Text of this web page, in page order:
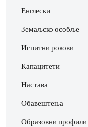
Енглески
Земаљско особље
Испитни рокови
Капацитети
Настава
Обавештења
Образовни профили